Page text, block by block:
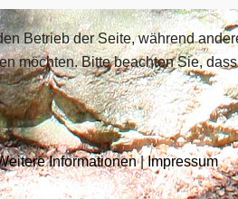
Betrieb der Seite, während
möchten. Bitte beachten Sie,
Informationen|Impressum